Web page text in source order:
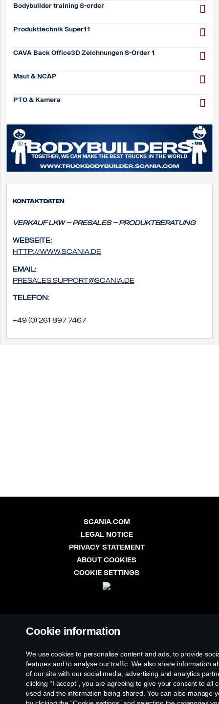
Bodybuilder training S-order
Produkttechnik Super11
CAVA Back Office3D Zeichnungen S-Order 1
Maut & NCAP
PTO & Kamera
Kontaktdaten
Verkauf Lkw – Presales – Produktberatung
Webseite:
http://www.scania.de
Email:
presales.support@scania.de
Telefon:
+49 (0) 261 897 7467
SCANIA.COM
LEGAL NOTICE
PRIVACY STATEMENT
ABOUT COOKIES
COOKIE SETTINGS
Sweden, Tel: +46 8 55 38 10 00.
Cookie information
We use cookies to personalise content and ads, to provide
features and to analyse our traffic. We also share information
of our site with our social media, advertising and analytics
clicking “I accept”, you are agreeing to give your consent to all
used and the information being shared. You can also manage